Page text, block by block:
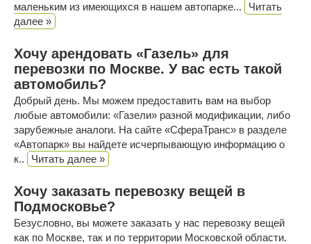
маленьким из имеющихся в нашем автопарке...
Читать
далее »
Хочу арендовать «Газель» для
перевозки по Москве. У вас есть такой
автомобиль?
Добрый день. Мы можем предоставить вам на выбор
любые автомобили: «Газели» разной модификации, либо
зарубежные аналоги. На сайте «СфераТранс» в разделе
«Автопарк» вы найдете исчерпывающую информацию о
к..
Читать далее »
Хочу заказать перевозку вещей в
Подмосковье?
Безусловно, вы можете заказать у нас перевозку вещей
как по Москве, так и по территории Московской области.